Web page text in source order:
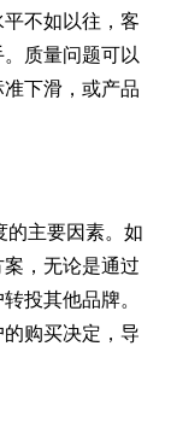
不如以往，客
质量问题可以
下滑，或产品
的主要因素。如
，无论是通过
投其他品牌。
购买决定，导